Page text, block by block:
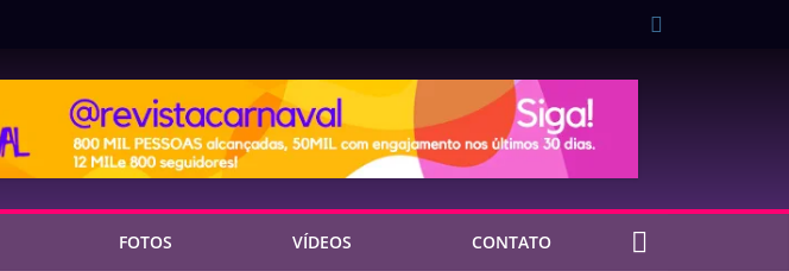
FOTOS VÍDEOS CONTATO